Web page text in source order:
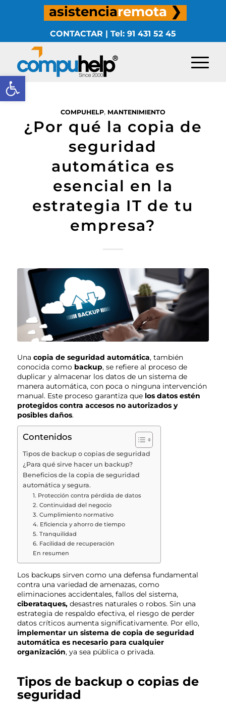
Abrir barra de herramientas
asistenciaremota ❯
CONTACTAR | Tel: 91 431 52 45
COMPUHELP, MANTENIMIENTO
¿Por qué la copia de
seguridad
automática es
esencial en la
estrategia IT de tu
empresa?
Una copia de seguridad automática, también
conocida comobackup, se refiere al proceso de
duplicar y almacenar los datos de un sistema de
manera automática, con poca o ninguna intervención
manual. Este proceso garantiza que los datos estén
protegidos contra accesos no autorizados y
posibles daños.
Contenidos
Tipos de backup o copias de seguridad
¿Para qué sirve hacer un backup?
Beneficios de la copia de seguridad
automática y segura.
1. Protección contra pérdida de datos
2. Continuidad del negocio
3. Cumplimiento normativo
4. Eficiencia y ahorro de tiempo
5. Tranquilidad
6. Facilidad de recuperación
En resumen
Los backups sirven como una defensa fundamental
contra una variedad de amenazas, como
eliminaciones accidentales, fallos del sistema,
ciberataques, desastres naturales o robos. Sin una
estrategia de respaldo efectiva, el riesgo de perder
datos críticos aumenta significativamente. Por ello,
implementar un sistema de copia de seguridad
automática es necesario para cualquier
organización, ya sea pública o privada.
Tipos de backup o copias de
seguridad